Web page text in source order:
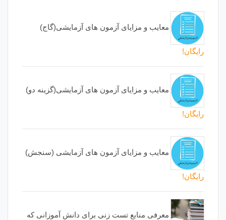
معایب و مزایای آزمون های آزمایشی(گاج)
رایگان!
معایب و مزایای آزمون های آزمایشی(گزینه دو)
رایگان!
معایب و مزایای آزمون های آزمایشی (سنجش)
رایگان!
معرفی منابع تست زنی برای دانش آموزانی که